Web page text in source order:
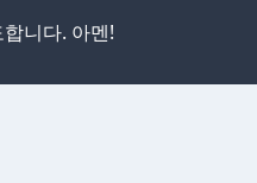
니다. 아멘!